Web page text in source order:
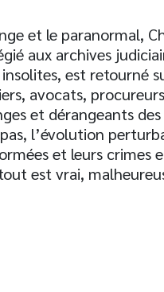
et le paranormal,
aux archives
est retourné
avocats,
et dérangeants
l’évolution
et leurs crimes
est vrai,